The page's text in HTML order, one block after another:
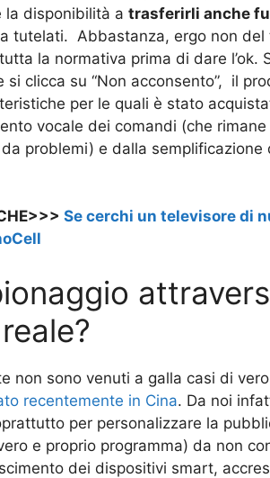
la disponibilità a trasferirli anche
tutelati. Abbastanza, ergo non
la normativa prima di dare l’ok.
si clicca su “Non acconsento”, il
per le quali è stato
vocale dei comandi (che
problemi) e dalla semplificazione
Se cerchi un televisore di
non sono venuti a galla casi di
recentemente in Cina. Da noi
per personalizzare la
e proprio programma) da non
dei dispositivi smart,